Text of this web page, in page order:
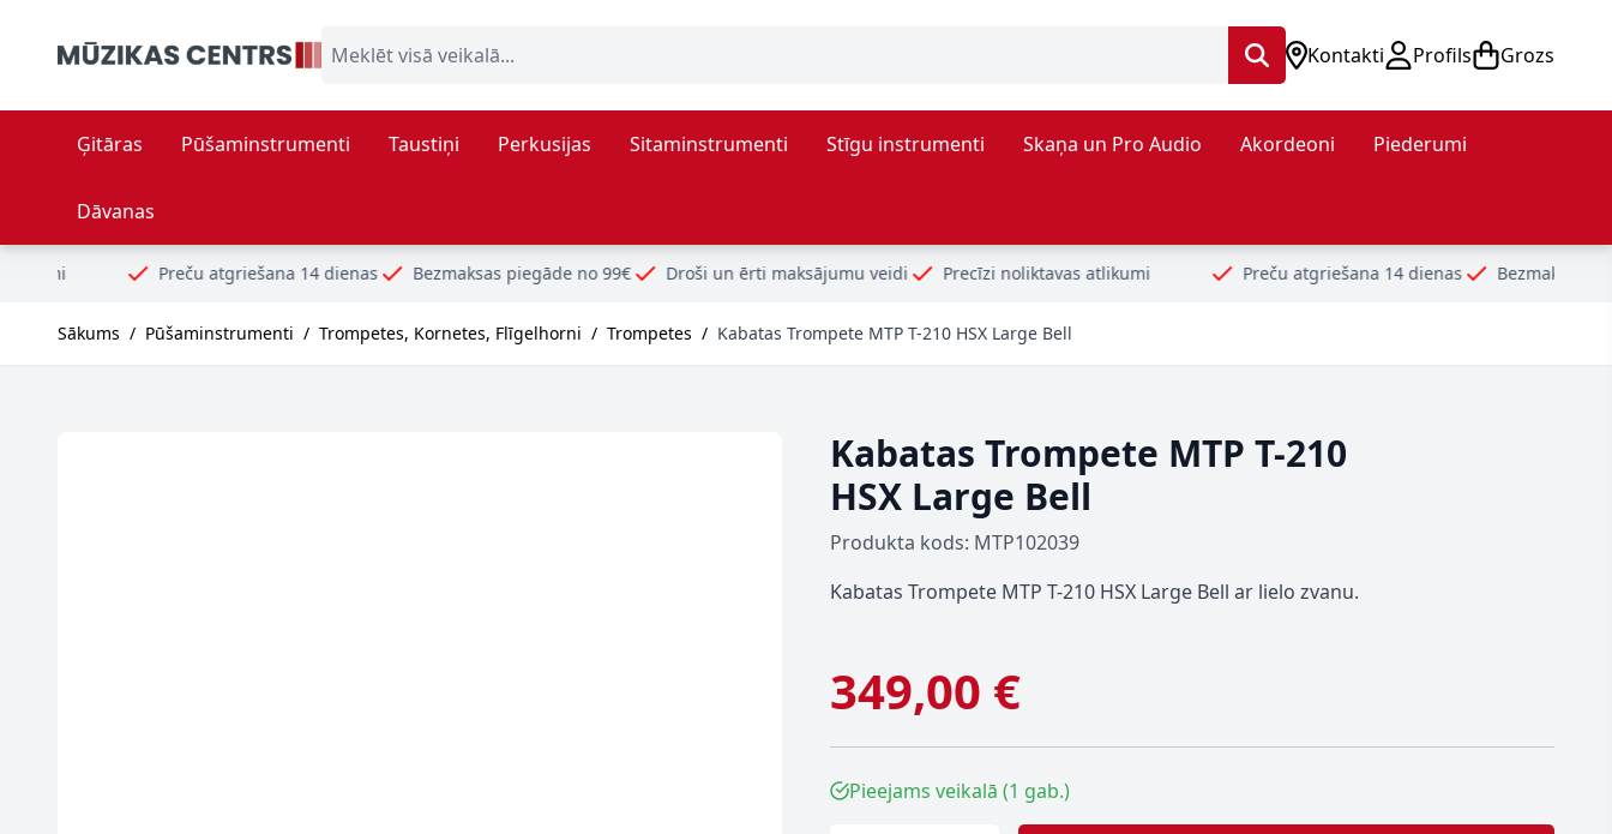
Meklēt visā veikalā...
Kontakti Profils Grozs
Ģitāras Pūšaminstrumenti Taustiņi Perkusijas Sitaminstrumenti Stīgu instrumenti Skaņa un Pro Audio Akordeoni Piederumi
Dāvanas
Preču atgriešana 14 dienas Bezmaksas piegāde no 99€ Droši un ērti maksājumu veidi Precīzi noliktavas atlikumi Preču atgriešana 14 dienas Bezmaksas piegāde no 99€
Sākums / Pūšaminstrumenti / Trompetes, Kornetes, Flīgelhorni / Trompetes / Kabatas Trompete MTP T-210 HSX Large Bell
Kabatas Trompete MTP T-210
HSX Large Bell
Produkta kods: MTP102039
Kabatas Trompete MTP T-210 HSX Large Bell ar lielo zvanu.
349,00 €
Pieejams veikalā (1 gab.)